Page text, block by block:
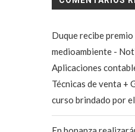
Duque recibe
medioambiente -
Aplicaciones
Técnicas de venta +
curso brindado por